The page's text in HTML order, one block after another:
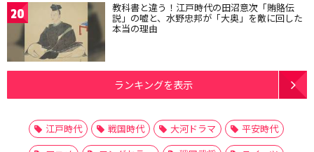
20 教科書と違う！江戸時代の田沼意次「賄賂伝
説」の嘘と、水野忠邦が「大奥」を敵に回した
本当の理由
ランキングを表示
江戸時代 戦国時代 大河ドラマ
平安時代